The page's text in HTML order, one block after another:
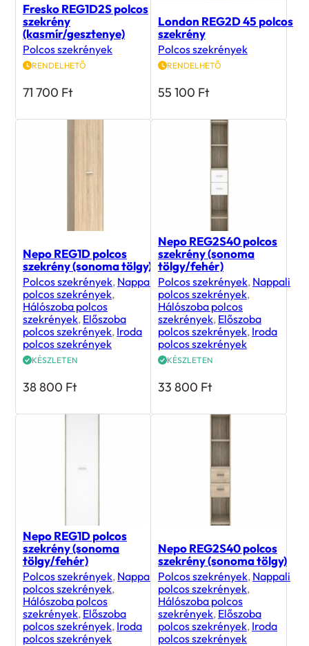
Fresko REG1D2S polcos
szekrény
(kasmír/gesztenye)
Polcos szekrények
RENDELHETŐ
71 700 Ft
London REG2D 45 polcos
szekrény
Polcos szekrények
RENDELHETŐ
55 100 Ft
Nepo REG1D polcos
szekrény (sonoma tölgy)
Polcos szekrények, Nappali
polcos szekrények,
Hálószoba polcos
szekrények, Előszoba
polcos szekrények, Iroda
polcos szekrények
KÉSZLETEN
38 800 Ft
Nepo REG2S40 polcos
szekrény (sonoma
tölgy/fehér)
Polcos szekrények, Nappali
polcos szekrények,
Hálószoba polcos
szekrények, Előszoba
polcos szekrények, Iroda
polcos szekrények
KÉSZLETEN
33 800 Ft
Nepo REG1D polcos
szekrény (sonoma
tölgy/fehér)
Polcos szekrények, Nappali
polcos szekrények,
Hálószoba polcos
szekrények, Előszoba
polcos szekrények, Iroda
polcos szekrények
Nepo REG2S40 polcos
szekrény (sonoma tölgy)
Polcos szekrények, Nappali
polcos szekrények,
Hálószoba polcos
szekrények, Előszoba
polcos szekrények, Iroda
polcos szekrények